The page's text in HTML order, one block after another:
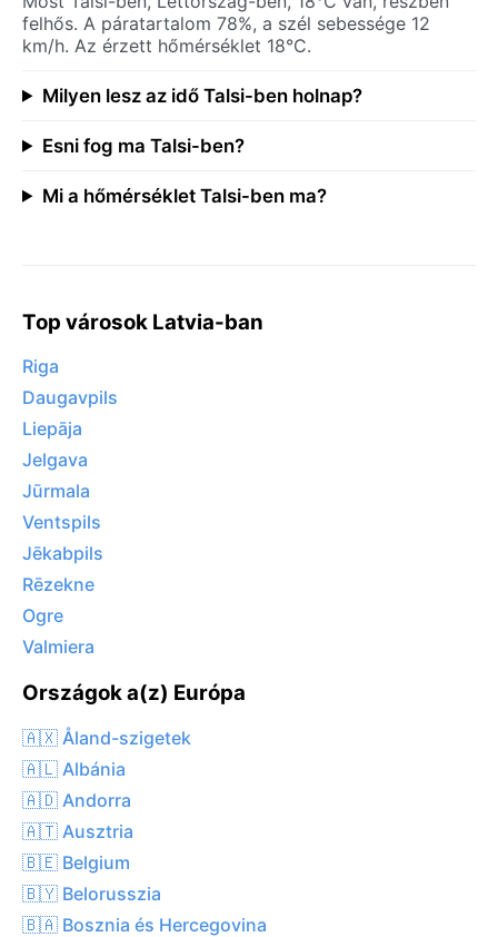
felhős. A páratartalom 78%, a szél sebessége 12
km/h. Az érzett hőmérséklet 18°C.
Milyen lesz az idő Talsi-ben holnap?
Esni fog ma Talsi-ben?
Mi a hőmérséklet Talsi-ben ma?
Top városok Latvia-ban
Riga
Daugavpils
Liepāja
Jelgava
Jūrmala
Ventspils
Jēkabpils
Rēzekne
Ogre
Valmiera
Országok a(z) Európa
🇦🇽 Åland-szigetek
🇦🇱 Albánia
🇦🇩 Andorra
🇦🇹 Ausztria
🇧🇪 Belgium
🇧🇾 Belorusszia
🇧🇦 Bosznia és Hercegovina